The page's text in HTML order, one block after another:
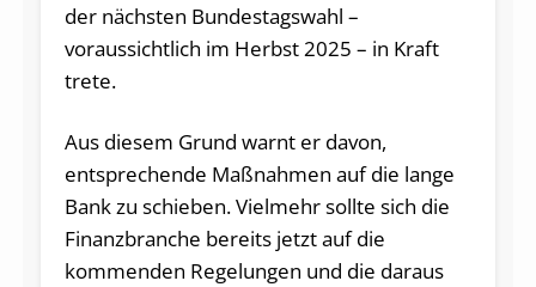
der nächsten Bundestagswahl –
voraussichtlich im Herbst 2025 – in Kraft
trete.
Aus diesem Grund warnt er davon,
entsprechende Maßnahmen auf die lange
Bank zu schieben. Vielmehr sollte sich die
Finanzbranche bereits jetzt auf die
kommenden Regelungen und die daraus